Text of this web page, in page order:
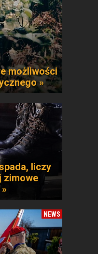
możliwości
»
liczy
zimowe
NEWS